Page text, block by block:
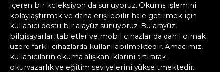
içeren bir koleksiyon da sunuyoruz. Okuma işlemini
kolaylaştırmak ve daha erişilebilir hale getirmek için
kullanıcı dostu bir arayüz sunuyoruz. Bu arayüz,
bilgisayarlar, tabletler ve mobil cihazlar da dahil olmak
üzere farklı cihazlarda kullanılabilmektedir. Amacımız,
kullanıcıların okuma alışkanlıklarını artırarak
okuryazarlık ve eğitim seviyelerini yükseltmektedir.